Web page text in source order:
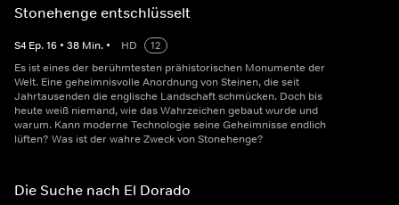
Stonehenge entschlüsselt
S4 Ep.16 • 38 Min. • HD
12
Es ist eines der berühmtesten prähistorischen Monumente der
Welt. Eine geheimnisvolle Anordnung von Steinen, die seit
Jahrtausenden die englische Landschaft schmücken. Doch bis
heute weiß niemand, wie das Wahrzeichen gebaut wurde und
warum. Kann moderne Technologie seine Geheimnisse endlich
lüften? Was ist der wahre Zweck von Stonehenge?
Die Suche nach El Dorado